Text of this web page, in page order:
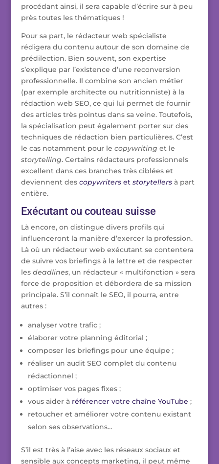
procédant ainsi, il sera capable d’écrire sur à peu
près toutes les thématiques !
Pour sa part, le rédacteur web spécialiste
rédigera du contenu autour de son domaine de
prédilection. Bien souvent, son expertise
s’explique par l’existence d’une reconversion
professionnelle. Il combine son ancien métier
(par exemple architecte ou nutritionniste) à la
rédaction web SEO, ce qui lui permet de fournir
des articles très pointus dans sa veine. Toutefois,
la spécialisation peut également porter sur des
techniques de rédaction bien particulières. C’est
le cas notamment pour le copywriting et le
storytelling. Certains rédacteurs professionnels
excellent dans ces branches très ciblées et
deviennent des copywriterset storytellers à part
entière.
Exécutant ou couteau suisse
Là encore, on distingue divers profils qui
influenceront la manière d’exercer la profession.
Là où un rédacteur web exécutant se contentera
de suivre vos briefings à la lettre et de respecter
les deadlines, un rédacteur « multifonction » sera
force de proposition et débordera de sa mission
principale. S’il connaît le SEO, il pourra, entre
autres :
analyser votre trafic ;
élaborer votre planning éditorial ;
composer les briefings pour une équipe ;
réaliser un audit SEO complet du contenu
rédactionnel ;
optimiser vos pages fixes ;
vous aider à référencer votre chaîne YouTube ;
retoucher et améliorer votre contenu existant
selon ses observations…
S’il est très à l’aise avec les réseaux sociaux et
sensible aux concepts marketing, il peut même